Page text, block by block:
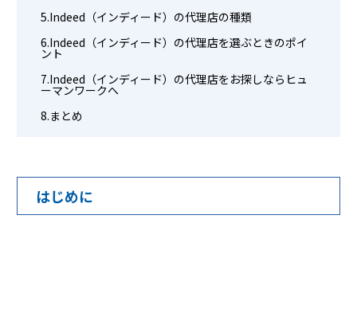
Indeed（インディード）の代理店の種類
Indeed（インディード）の代理店を選ぶときのポイ
ント
Indeed（インディード）の代理店をお探しならヒュ
ーマンワークへ
まとめ
はじめに